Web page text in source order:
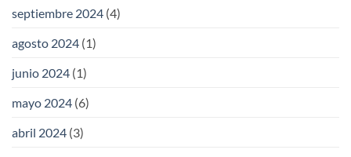
septiembre 2024 (4)
agosto 2024 (1)
junio 2024 (1)
mayo 2024 (6)
abril 2024 (3)